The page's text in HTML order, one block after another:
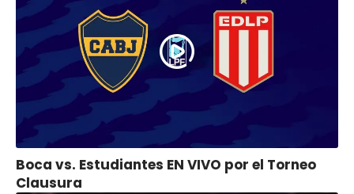
Boca vs. Estudiantes EN VIVO por el Torneo
Clausura